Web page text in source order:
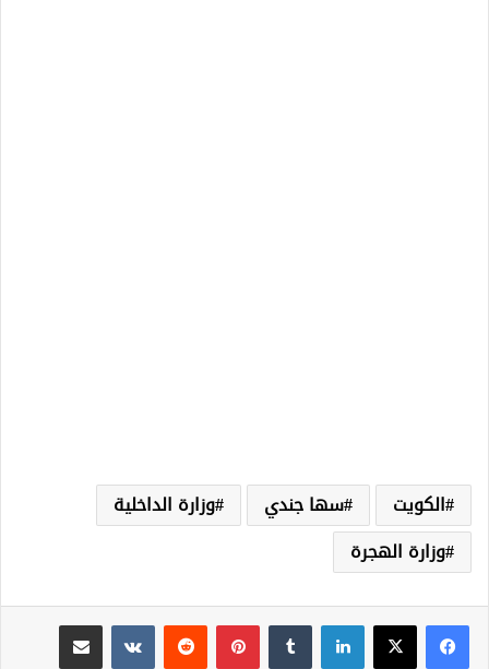
الكويت سها جندي
وزارة الداخلية
وزارة الهجرة
لينكدإن بينتيريست